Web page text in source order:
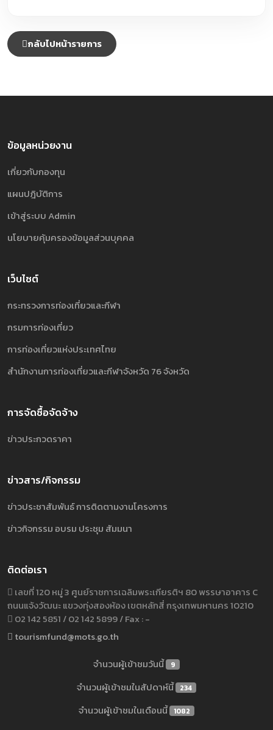
กลับไปหน้ารายการ
ข้อมูลหน่วยงาน
เกี่ยวกับกองทุน
แผนปฎิบัติการ
เข้าสู่ระบบ Admin
นโยบายคุ้มครองข้อมูลส่วนบุคคล
เว็บไซต์
กระทรวงการท่องเที่ยวและกีฬา
กรมการท่องเที่ยว
การท่องเที่ยวแห่งประเทศไทย
สำนักงานการท่องเที่ยวและกีฬาจังหวัด 76 จังหวัด
การจัดซื้อจัดจ้าง
ข่าวประกวดราคา
ข่าวสาร/กิจกรรม
ข่าวประชาสัมพันธ์ การติดตามงานโครงการ
ข่าวกิจกรรม อบรม ประชุม สัมมนา
ติดต่อเรา
เลขที่ 120 หมู่ 3 ศูนย์ราชการเฉลิมพระเกียรติฯ 80 พรรษาอาคาร C
ถนนแจ้งวัฒนะ แขวงทุ่งสองห้อง เขตหลักสี่ กรุงเทพมหานคร 10210
02 142 5851 / 02 142 5899 / Fax : -
tourismfund@mots.go.th
จำนวนผู้เข้าชมวันนี้ 9
จำนวนผู้เข้าชมในสัปดาห์นี้ 234
จำนวนผู้เข้าชมในเดือนนี้ 1082